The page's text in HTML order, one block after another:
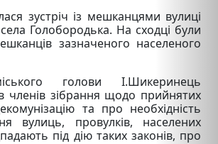
зустріч із мешканцями вулиці
Голобородька. На сходці були
зазначеного населеного
голови І.Шикеринець
членів зібрання щодо прийнятих
та про необхідність
вулиць, провулків, населених
під дію таких законів, про